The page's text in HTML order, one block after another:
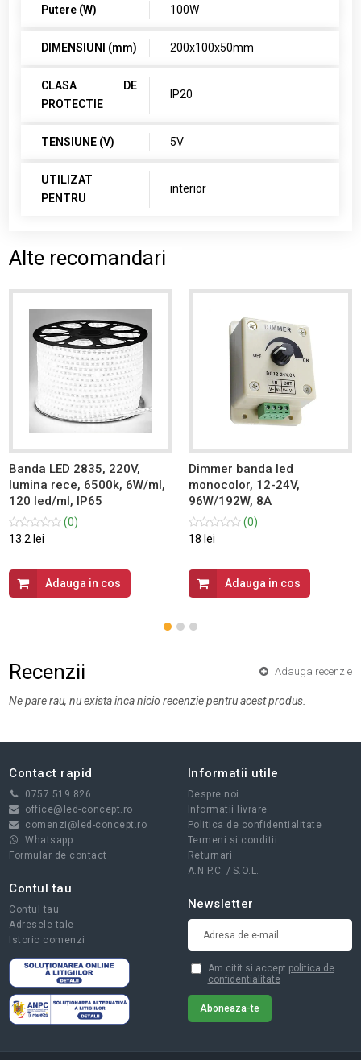
Putere (W) 100W
DIMENSIUNI (mm) 200x100x50mm
CLASA DE
PROTECTIE
IP20
TENSIUNE (V) 5V
UTILIZAT
PENTRU
interior
Alte recomandari
Banda LED 2835, 220V,
lumina rece, 6500k, 6W/ml,
120 led/ml, IP65
(0)
13.2 lei
Adauga in cos
Dimmer banda led
monocolor, 12-24V,
96W/192W, 8A
(0)
18 lei
Adauga in cos
Recenzii Adauga recenzie
Ne pare rau, nu exista inca nicio recenzie pentru acest produs.
Contact rapid
0757 519 826
office@led-concept.ro
comenzi@led-concept.ro
Whatsapp
Formular de contact
Informatii utile
Despre noi
Informatii livrare
Politica de confidentialitate
Termeni si conditii
Returnari
A.N.P.C. / S.O.L.
Contul tau
Contul tau
Adresele tale
Istoric comenzi
Newsletter
Am citit si accept politica de
confidentialitate